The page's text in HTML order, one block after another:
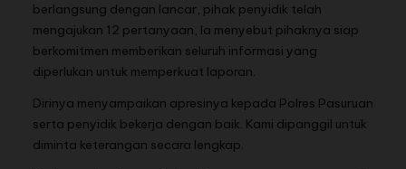
berlangsung dengan lancar, pihak penyidik telah
mengajukan 12 pertanyaan, Ia menyebut pihaknya siap
berkomitmen memberikan seluruh informasi yang
diperlukan untuk memperkuat laporan.
Dirinya menyampaikan apresinya kepada Polres Pasuruan
serta penyidik bekerja dengan baik. Kami dipanggil untuk
diminta keterangan secara lengkap.